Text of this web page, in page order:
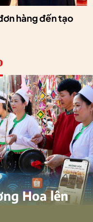
hàng đến tạo
Hoa lên